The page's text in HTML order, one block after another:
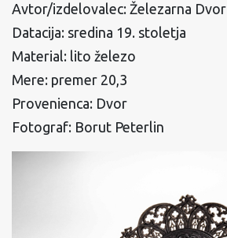
Avtor/izdelovalec: Železarna Dvor
Datacija: sredina 19. stoletja
Material: lito železo
Mere: premer 20,3
Provenienca: Dvor
Fotograf: Borut Peterlin